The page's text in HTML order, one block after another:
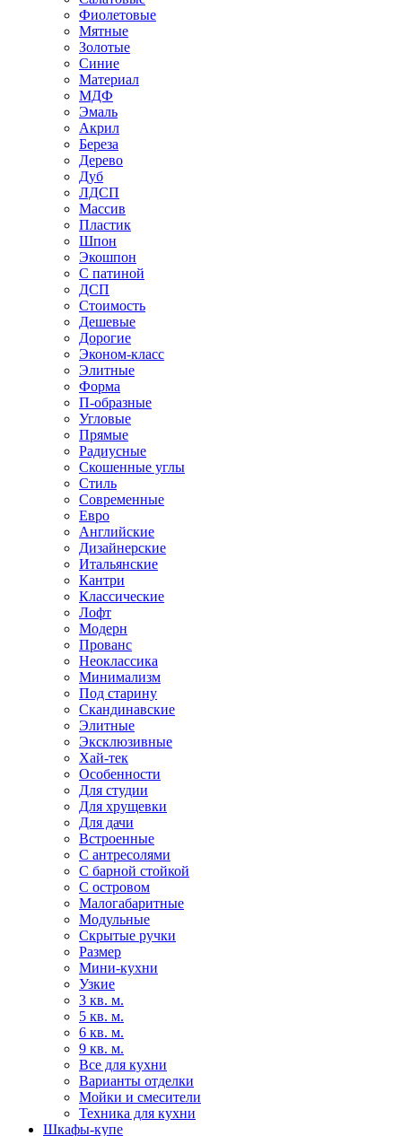
Фиолетовые
Мятные
Золотые
Синие
Материал
МДФ
Эмаль
Акрил
Береза
Дерево
Дуб
ЛДСП
Массив
Пластик
Шпон
Экошпон
С патиной
ДСП
Стоимость
Дешевые
Дорогие
Эконом-класс
Элитные
Форма
П-образные
Угловые
Прямые
Радиусные
Скошенные углы
Стиль
Современные
Евро
Английские
Дизайнерские
Итальянские
Кантри
Классические
Лофт
Модерн
Прованс
Неоклассика
Минимализм
Под старину
Скандинавские
Элитные
Эксклюзивные
Хай-тек
Особенности
Для студии
Для хрущевки
Для дачи
Встроенные
С антресолями
С барной стойкой
С островом
Малогабаритные
Модульные
Скрытые ручки
Размер
Мини-кухни
Узкие
3 кв. м.
5 кв. м.
6 кв. м.
9 кв. м.
Все для кухни
Варианты отделки
Мойки и смесители
Техника для кухни
Шкафы-купе